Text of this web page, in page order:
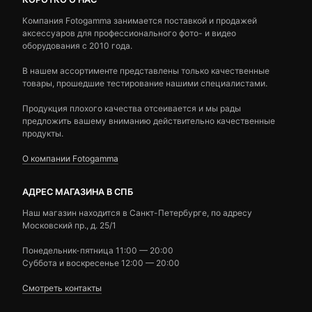
Компания Fotogamma занимается поставкой и продажей
аксессуаров для профессионального фото- и видео
оборудования с 2010 года.
В нашем ассортименте представлены только качественные
товары, прошедшие тестирование нашими специалистами.
Продукция плохого качества отсеивается и мы рады
предложить вашему вниманию действительно качественные
продукты.
О компании Fotogamma
АДРЕС МАГАЗИНА В СПБ
Наш магазин находится в Санкт-Петербурге, по адресу
Московский пр., д. 25/1
Понедельник-пятница 11:00 — 20:00
Суббота и воскресенье 12:00 — 20:00
Смотреть контакты